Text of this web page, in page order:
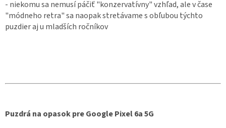
- niekomu sa nemusí páčiť "konzervatívny" vzhľad, ale v čase
"módneho retra" sa naopak stretávame s obľubou týchto
puzdier aj u mladších ročníkov
Puzdrá na opasok pre Google Pixel 6a 5G